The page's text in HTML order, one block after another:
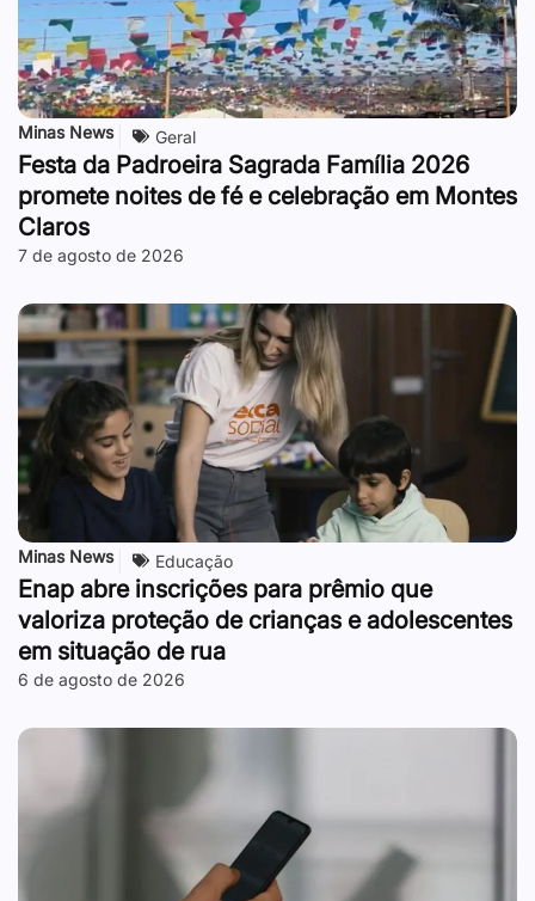
Minas News Geral
Festa da Padroeira Sagrada Família 2026
promete noites de fé e celebração em Montes
Claros
7 de agosto de 2026
Minas News Educação
Enap abre inscrições para prêmio que
valoriza proteção de crianças e adolescentes
em situação de rua
6 de agosto de 2026